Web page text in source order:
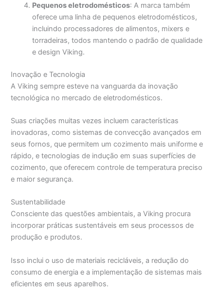
Pequenos eletrodomésticos: A marca também
oferece uma linha de pequenos eletrodomésticos,
incluindo processadores de alimentos, mixers e
torradeiras, todos mantendo o padrão de qualidade
e design Viking.
Inovação e Tecnologia
A Viking sempre esteve na vanguarda da inovação
tecnológica no mercado de eletrodomésticos.
Suas criações muitas vezes incluem características
inovadoras, como sistemas de convecção avançados em
seus fornos, que permitem um cozimento mais uniforme e
rápido, e tecnologias de indução em suas superfícies de
cozimento, que oferecem controle de temperatura preciso
e maior segurança.
Sustentabilidade
Consciente das questões ambientais, a Viking procura
incorporar práticas sustentáveis em seus processos de
produção e produtos.
Isso inclui o uso de materiais recicláveis, a redução do
consumo de energia e a implementação de sistemas mais
eficientes em seus aparelhos.